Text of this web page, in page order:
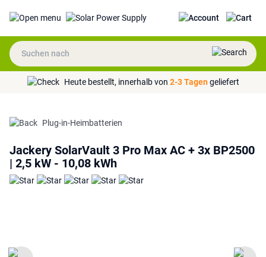
Heute bestellt, innerhalb von 2-3 Tagengeliefert
Plug-in-Heimbatterien
Jackery SolarVault 3 Pro Max AC + 3x BP2500
| 2,5 kW - 10,08 kWh